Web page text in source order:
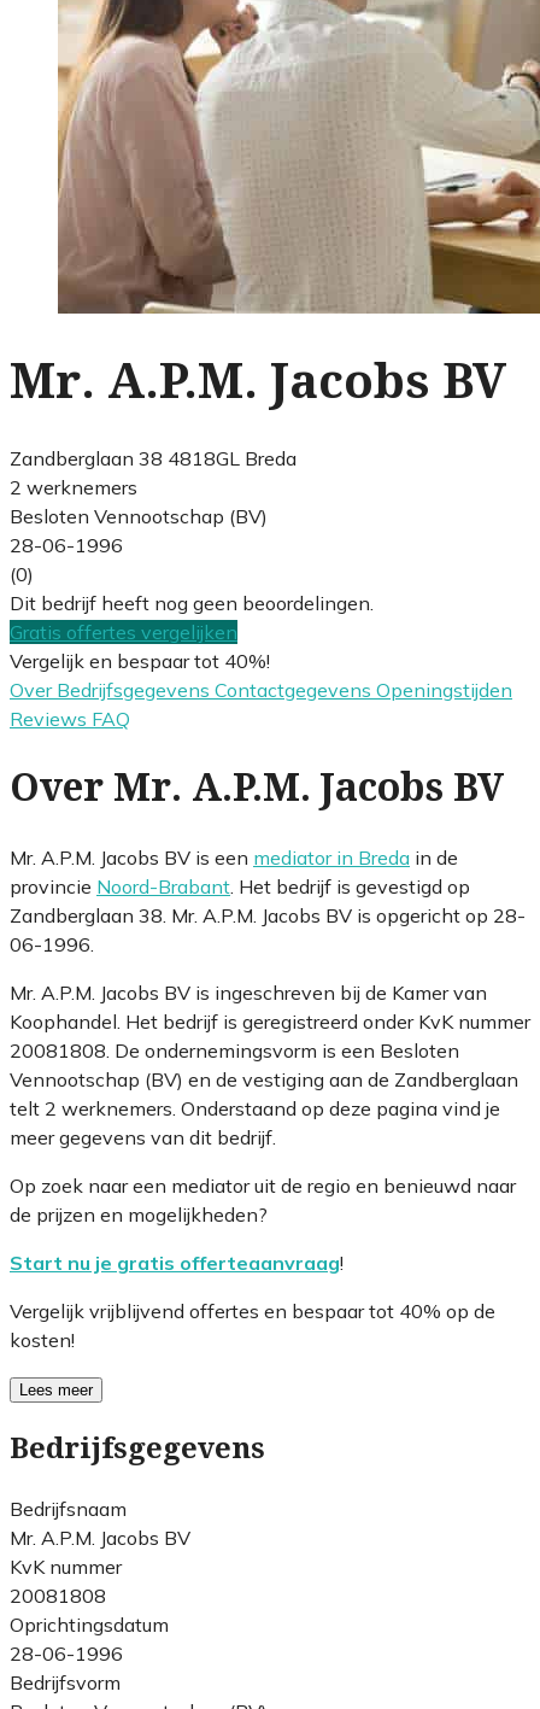
Mr. A.P.M. Jacobs BV
Zandberglaan 38 4818GL Breda
2 werknemers
Besloten Vennootschap (BV)
28-06-1996
(0)
Dit bedrijf heeft nog geen beoordelingen.
Gratis offertes vergelijken
Vergelijk en bespaar tot 40%!
Over Bedrijfsgegevens Contactgegevens Openingstijden
Reviews FAQ
Over Mr. A.P.M. Jacobs BV
Mr. A.P.M. Jacobs BV is een mediator in Breda in de
provincie Noord-Brabant . Het bedrijf is gevestigd op
Zandberglaan 38. Mr. A.P.M. Jacobs BV is opgericht op 28-
06-1996.
Mr. A.P.M. Jacobs BV is ingeschreven bij de Kamer van
Koophandel. Het bedrijf is geregistreerd onder KvK nummer
20081808. De ondernemingsvorm is een Besloten
Vennootschap (BV) en de vestiging aan de Zandberglaan
telt 2 werknemers. Onderstaand op deze pagina vind je
meer gegevens van dit bedrijf.
Op zoek naar een mediator uit de regio en benieuwd naar
de prijzen en mogelijkheden?
Start nu je gratis offerteaanvraag!
Vergelijk vrijblijvend offertes en bespaar tot 40% op de
kosten!
Lees meer
Bedrijfsgegevens
Bedrijfsnaam
Mr. A.P.M. Jacobs BV
KvK nummer
20081808
Oprichtingsdatum
28-06-1996
Bedrijfsvorm